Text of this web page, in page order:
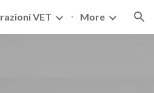
VET More